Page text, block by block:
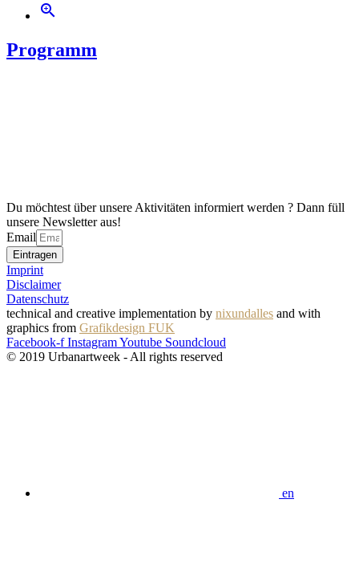
zoom_in
Programm
Du möchtest über unsere Aktivitäten informiert werden ? Dann füll
unsere Newsletter aus!
Email
Eintragen
Imprint
Disclaimer
Datenschutz
technical and creative implementation by nixundalles and with
graphics from Grafikdesign FUK
Facebook-f InstagramYoutube Soundcloud
© 2019 Urbanartweek - All rights reserved
en